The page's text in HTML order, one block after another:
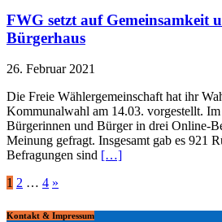
FWG setzt auf Gemeinsamkeit
Bürgerhaus
26. Februar 2021
Die Freie Wählergemeinschaft hat ihr
Kommunalwahl am 14.03. vorgestellt.
Bürgerinnen und Bürger in drei Online-
Meinung gefragt. Insgesamt gab es 921
Befragungen sind […]
Seitennummerierung
der
1 2 … 4 »
Kontakt & Impressum